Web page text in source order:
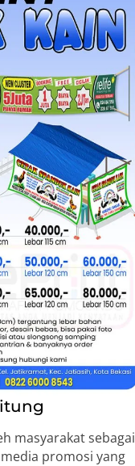
masyarakat sebagai
promosi yang